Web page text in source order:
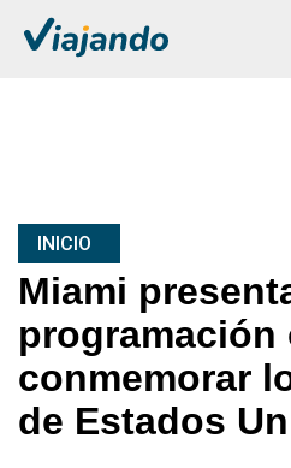
INICIO
Miami
programación
conmemorar
de Estados